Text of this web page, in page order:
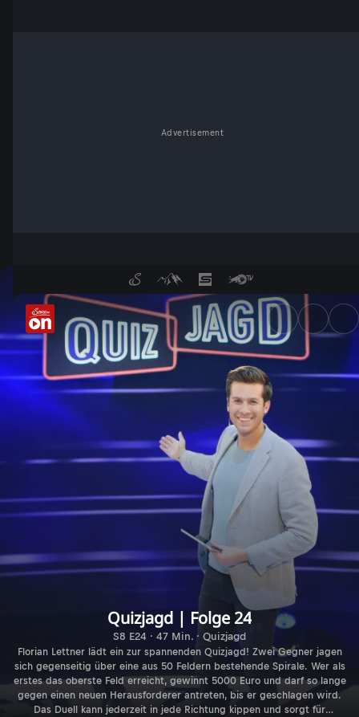
Advertisement
Quizjagd | Folge 24 -
Quizjagd | Folge 24
S8 E24 · 47 Min. · Quizjagd
Florian Lettner lädt ein zur spannenden Quizjagd! Zwei Gegner jagen
sich gegenseitig über eine aus 50 Feldern bestehende Spirale. Wer als
erstes das oberste Feld erreicht, gewinnt 5000 Euro und darf so lange
gegen einen neuen Herausforderer antreten, bis er geschlagen wird.
Das Duell kann jederzeit in jede Richtung kippen und sorgt für